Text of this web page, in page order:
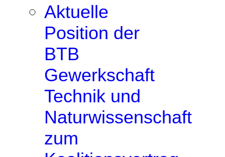
Aktuelle
Position der
BTB
Gewerkschaft
Technik und
Naturwissenschaft
zum